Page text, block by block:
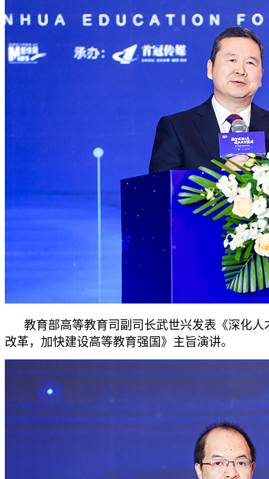
教育部高等教育司副司长武世兴发表《深化人
改革，加快建设高等教育强国》主旨演讲。